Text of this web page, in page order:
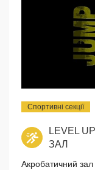
Спортивні секції
LEVEL
ЗАЛ
Акробатичний